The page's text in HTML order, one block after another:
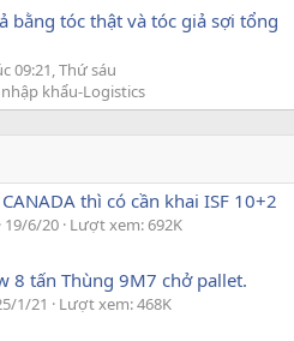
bằng tóc thật và tóc giả sợi tổng
09:21, Thứ sáu
khẩu-Logistics
thì có cần khai ISF 10+2
19/6/20 Lượt xem: 692K
8 tấn Thùng 9M7 chở pallet.
1/21
Lượt xem: 468K